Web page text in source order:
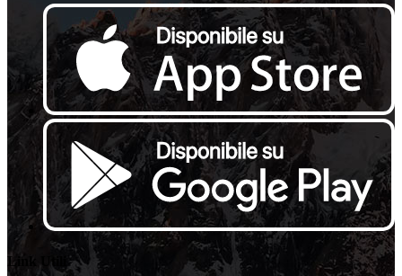
Link Utili